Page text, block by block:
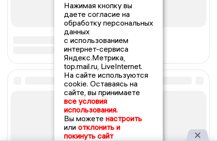
Нажимая кнопку вы
даете согласие на
обработку персональных
данных
с использованием
интернет-сервиса
Яндекс.Метрика,
top.mail.ru, LiveInternet.
На сайте используются
cookie. Оставаясь на
сайте, вы принимаете
все условия
использования.
Вы можете настроить
или отклонить и
покинуть сайт